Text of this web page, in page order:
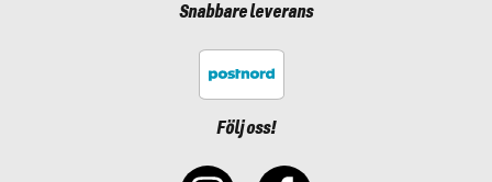
Snabbare leverans
Följ oss!